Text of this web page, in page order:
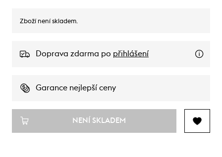
Zboží není skladem.
Doprava zdarma po přihlášení
Garance nejlepší ceny
NENÍ SKLADEM